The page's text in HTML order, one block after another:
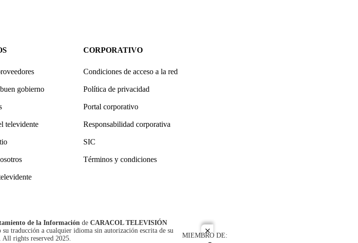
close
gobierno
televidente
CORPORATIVO
Condiciones de acceso a la red
Política de privacidad
Portal corporativo
Responsabilidad corporativa
SIC
Términos y condiciones
de la Información de CARACOL TELEVISIÓN
traducción a cualquier idioma sin autorización escrita de su
rights reserved 2025.
MIEMBRO DE: